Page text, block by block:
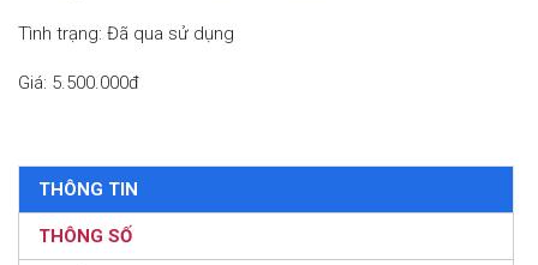
Tình trạng: Đã qua sử dụng
Giá: 5.500.000đ
THÔNG TIN
THÔNG SỐ